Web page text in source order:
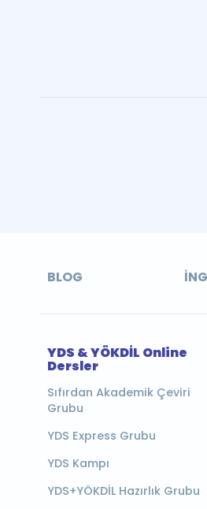
BLOG
YDS & YÖKDİL Online
Dersler
Sıfırdan Akademik Çeviri
Grubu
YDS Express Grubu
YDS Kampı
YDS+YÖKDİL Hazırlık Grubu